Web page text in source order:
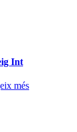
Int
més